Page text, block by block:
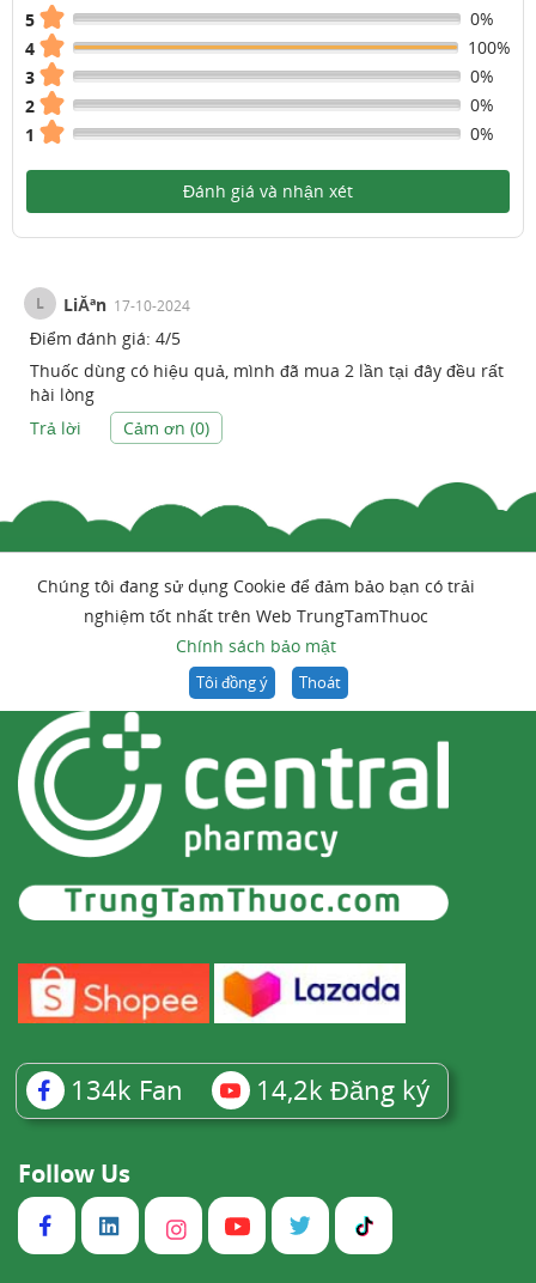
5
0%
4
100%
3
0%
2
0%
1
0%
Đánh giá và nhận xét
L LiĂªn 17-10-2024
Điểm đánh giá: 4/5
Thuốc dùng có hiệu quả, mình đã mua 2 lần tại đây đều rất
hài lòng
Trả lời
Cảm ơn (0)
Chúng tôi đang sử dụng Cookie để đảm bảo bạn có trải
nghiệm tốt nhất trên Web TrungTamThuoc
Chính sách bảo mật
Tôi đồng ý Thoát
134k Fan 14,2k Đăng ký
Follow Us